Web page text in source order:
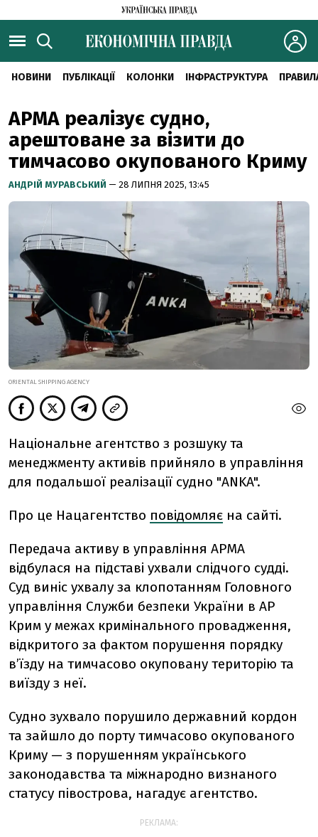
НОВИНИ ПУБЛІКАЦІЇ КОЛОНКИ ІНФРАСТРУКТУРА
АРМА реалізує судно,
арештоване за візити до
тимчасово окупованого Криму
АНДРІЙ МУРАВСЬКИЙ — 28 ЛИПНЯ 2025, 13:45
ORIENTAL SHIPPING AGENCY
Національне агентство з розшуку та
менеджменту активів прийняло в управління
для подальшої реалізації судно "ANKA".
Про це Нацагентство повідомляє на сайті.
Передача активу в управління АРМА
відбулася на підставі ухвали слідчого судді.
Суд виніс ухвалу за клопотанням Головного
управління Служби безпеки України в АР
Крим у межах кримінального провадження,
відкритого за фактом порушення порядку
в’їзду на тимчасово окуповану територію та
виїзду з неї.
Судно зухвало порушило державний кордон
та зайшло до порту тимчасово окупованого
Криму — з порушенням українського
законодавства та міжнародно визнаного
статусу півострова, нагадує агентство.
РЕКЛАМА: